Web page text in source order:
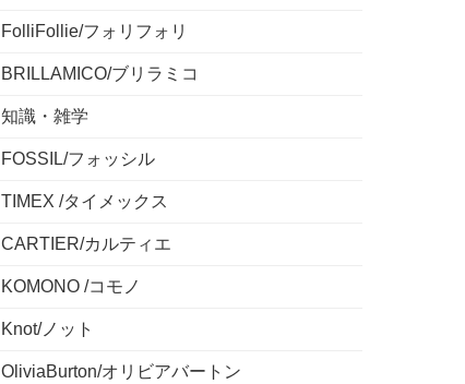
FolliFollie/フォリフォリ
BRILLAMICO/ブリラミコ
知識・雑学
FOSSIL/フォッシル
TIMEX /タイメックス
CARTIER/カルティエ
KOMONO /コモノ
Knot/ノット
OliviaBurton/オリビアバートン